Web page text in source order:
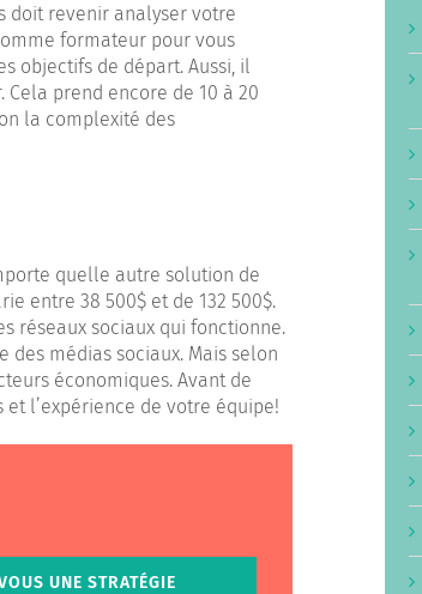
doit revenir analyser votre
formateur pour vous
objectifs de départ. Aussi, il
prend encore de 10 à 20
la complexité des
quelle autre solution de
entre 38 500$ et de 132 500$.
réseaux sociaux qui fonctionne.
médias sociaux. Mais selon
économiques. Avant de
l’expérience de votre équipe!
UNE STRATÉGIE